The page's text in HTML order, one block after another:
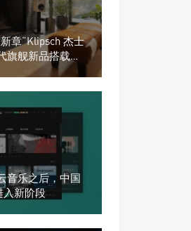
章“Klipsch 杰士
旗舰新品搭载硬
音乐之后，中国
入新阶段